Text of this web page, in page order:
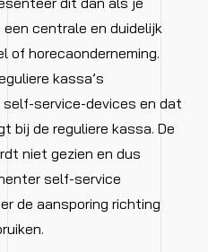
centrale en duidelijk
of horecaonderneming.
kassa’s
service-devices en dat
bij de reguliere kassa. De
niet gezien en dus
self-service
de aansporing richting